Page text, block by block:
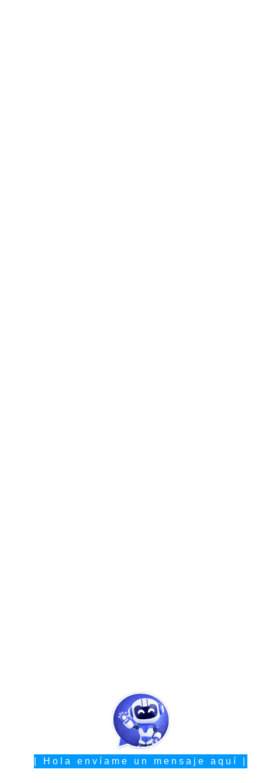
| Hola envíame un mensaje aquí |